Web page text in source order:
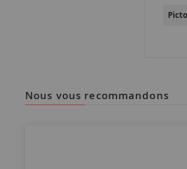
nous vous recommandons